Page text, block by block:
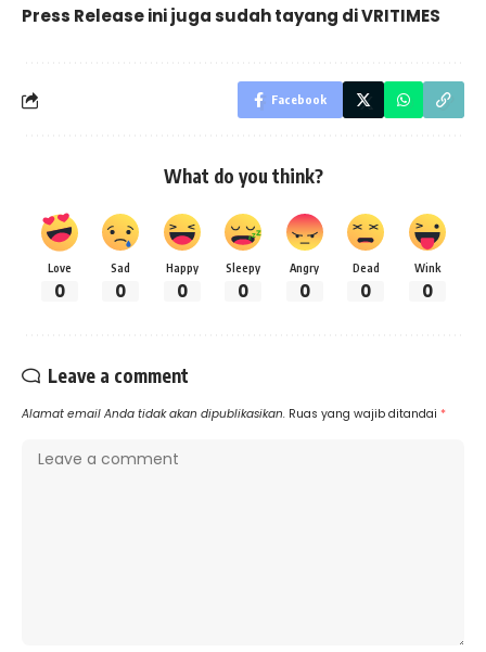
Press Release ini juga sudah tayang diVRITIMES
Facebook
What do you think?
Love
0
Sad
0
Happy
0
Sleepy
0
Angry
0
Dead
0
Wink
0
Leave a comment
Alamat email Anda tidak akan dipublikasikan. Ruas yang wajib ditandai *